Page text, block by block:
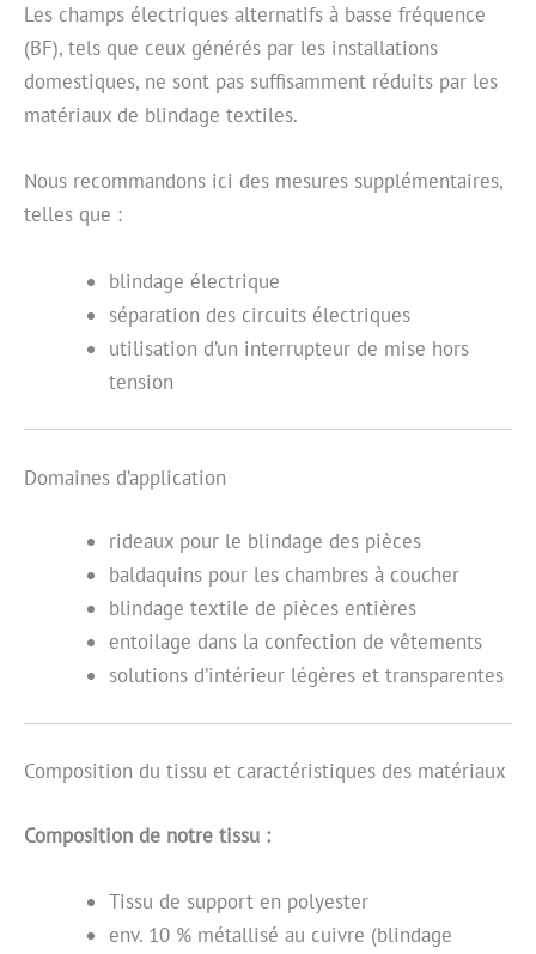
Les champs électriques alternatifs à basse fréquence
(BF), tels que ceux générés par les installations
domestiques, ne sont pas suffisamment réduits par les
matériaux de blindage textiles.
Nous recommandons ici des mesures supplémentaires,
telles que :
blindage électrique
séparation des circuits électriques
utilisation d’un interrupteur de mise hors
tension
Domaines d’application
rideaux pour le blindage des pièces
baldaquins pour les chambres à coucher
blindage textile de pièces entières
entoilage dans la confection de vêtements
solutions d’intérieur légères et transparentes
Composition du tissu et caractéristiques des matériaux
Composition de notre tissu :
Tissu de support en polyester
env. 10 % métallisé au cuivre (blindage